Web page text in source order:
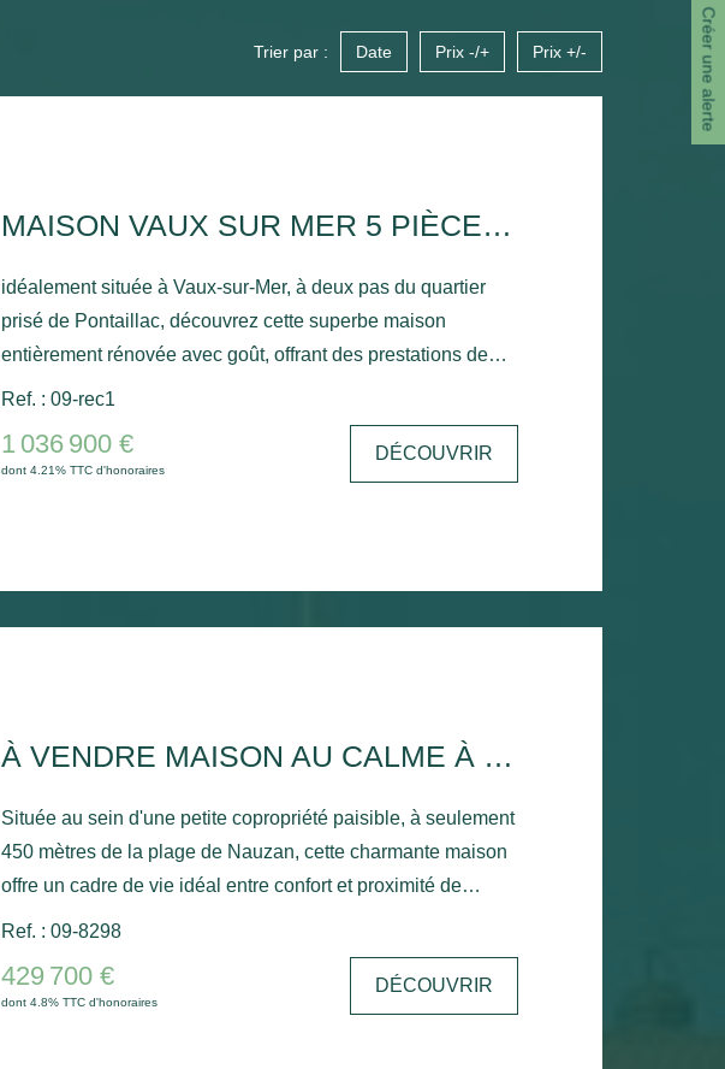
Créer une alerte
Trier par : Date Prix -/+ Prix +/-
MAISON VAUX SUR MER 5 PIÈCE(S) 131.67 M2
idéalement située à Vaux-sur-Mer, à deux pas du quartier
prisé de Pontaillac, découvrez cette superbe maison
entièrement rénovée avec goût, offrant des prestations de
qualité et une agréable vue sur la mer. Édifiée sur un terrain
de 272 m², cette maison propose une distribution originale et
fonctionnelle. Au rez-de-chaussée, une entrée dessert trois
belles chambres, une salle d'eau moderne ainsi qu'un WC
cuisine aménagée et entièrement équipée. Cet espace
convivial s'ouvre sur une grande terrasse, véritable
prestations de ce bien.
Ref. : 09-rec1
1 036 900 €
dont 4.21% TTC d'honoraires
DÉCOUVRIR
À VENDRE MAISON AU CALME À DEUX PAS DE LA PLAGE -VAUX-SUR-MER
Située au sein d'une petite copropriété paisible, à seulement
450 mètres de la plage de Nauzan, cette charmante maison
offre un cadre de vie idéal entre confort et proximité de
l'océan. Dès l'entrée, vous découvrirez un séjour lumineux
ouvrant sur une agréable pièce de vie, une cuisine
fonctionnelle, une chambre de plain-pied ainsi que des WC
indépendants. Un espace buanderie avec salle d'eau, idéal
Ref. : 09-8298
429 700 €
dont 4.8% TTC d'honoraires
DÉCOUVRIR